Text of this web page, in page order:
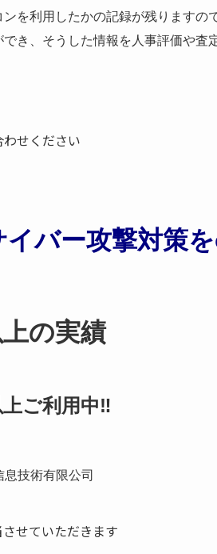
を利用したかの記録が残りますの
き、そうした情報を人事評価や査
せください
イバー攻撃対策
の実績
ご利用中‼️
息技術有限公司
せていただきます